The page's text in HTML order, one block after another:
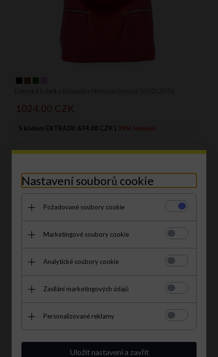
Dámská kabelka listonoška Herisson červená 1052L2096
1024,00 CZK
S kódem EXTRA38: 634.88 CZK | 38% levnější
Dámská kabelka shopper bag Hernan bordová 3892-1
AKCE
1352, CZK 1592,00 CZK
+3
Nastavení souborů cookie
Požadované soubory cookie
Marketingové soubory cookie
Analytické soubory cookie
Zasílání marketingových údajů
Personalizované reklamy
Uložit nastavení a zavřít